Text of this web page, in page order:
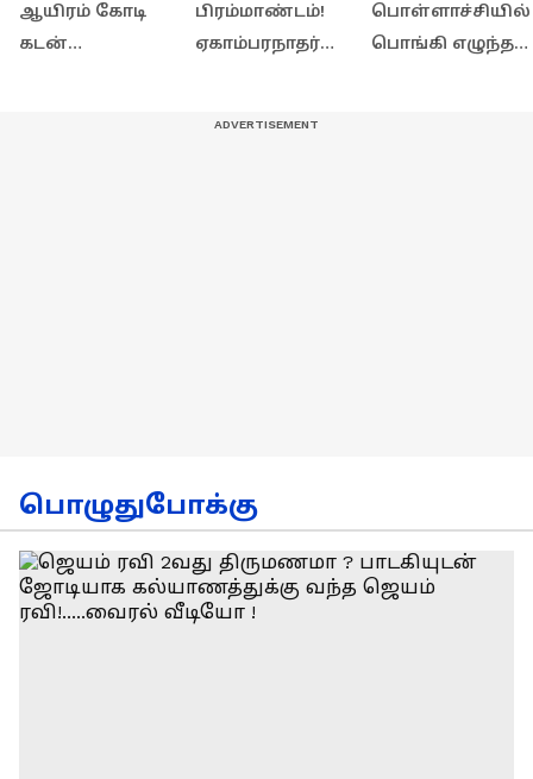
ஆயிரம் கோடி
கடன்
பிரம்மாண்டம்!
ஏகாம்பரநாதர்
பொள்ளாச்சியில்
பொங்கி எழுந்த
பொழுதுபோக்கு